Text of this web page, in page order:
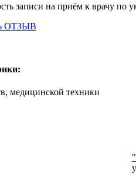
записи на приём к врачу по
ОТЗЫВ
медицинской техники